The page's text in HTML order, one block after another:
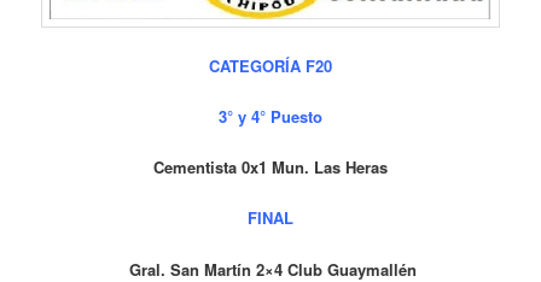
CATEGORÍA F20
3° y 4° Puesto
Cementista 0x1 Mun. Las Heras
FINAL
Gral. San Martín 2×4 Club Guaymallén